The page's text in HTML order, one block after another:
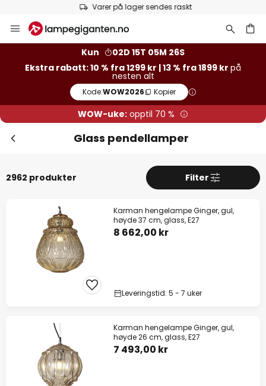
Varer på lager sendes raskt
Hopp
til
Kun
02D 15T 05M 25S
Ekstra rabatt: 10 % fra 1299 kr | 13 % fra 1899 kr på
nesten alt
Kode:WOW2026 Kopier
WOW-uke: opptil 70 %
Glass pendellamper
2962 produkter Filter
Karman hengelampe Ginger, gul,
høyde 37 cm, glass, E27
8 662,00 kr
Leveringstid: 5 - 7 uker
Karman hengelampe Ginger, gul,
høyde 26 cm, glass, E27
7 493,00 kr
Ekstra rabatt
13 % rabattfra 1899 kr
10 % rabattfra 1299 kr
på nesten alt*
Kode:WOW2026 Kopier
*Unntatte produsenter